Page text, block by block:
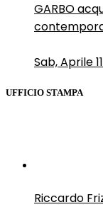
GARBO
Sab, Aprile
UFFICIO STAMPA
Riccardo